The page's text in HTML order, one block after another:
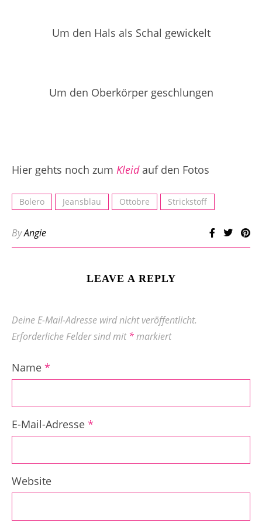
Um den Hals als Schal gewickelt
Um den Oberkörper geschlungen
Hier gehts noch zum Kleidauf den Fotos
Bolero Jeansblau Ottobre Strickstoff
ByAngie
LEAVE A REPLY
Deine E-Mail-Adresse wird nicht veröffentlicht.
Erforderliche Felder sind mit*markiert
Name *
E-Mail-Adresse *
Website